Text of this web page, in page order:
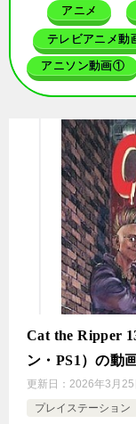
アニメ
テレビアニメ動
アニソン動画①
Cat the Ripper
ン・PS1）の動
更新日： 2026年3月25
プレイステーション